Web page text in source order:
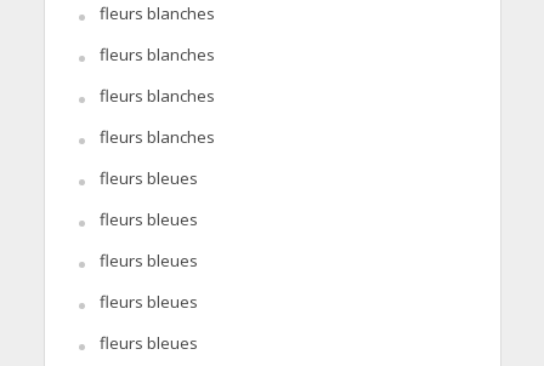
fleurs blanches
fleurs blanches
fleurs blanches
fleurs blanches
fleurs bleues
fleurs bleues
fleurs bleues
fleurs bleues
fleurs bleues